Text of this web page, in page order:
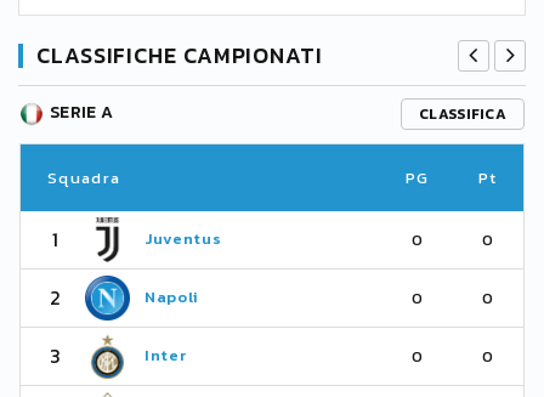
CLASSIFICHE CAMPIONATI
SERIE A CLASSIFICA
Squadra PG Pt
1 Juventus 0 0
2 Napoli 0 0
3 Inter 0 0